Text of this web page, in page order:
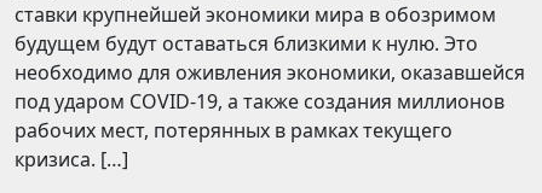
ставки крупнейшей экономики мира в обозримом
будущем будут оставаться близкими к нулю. Это
необходимо для оживления экономики, оказавшейся
под ударом COVID-19, а также создания миллионов
рабочих мест, потерянных в рамках текущего
кризиса. […]